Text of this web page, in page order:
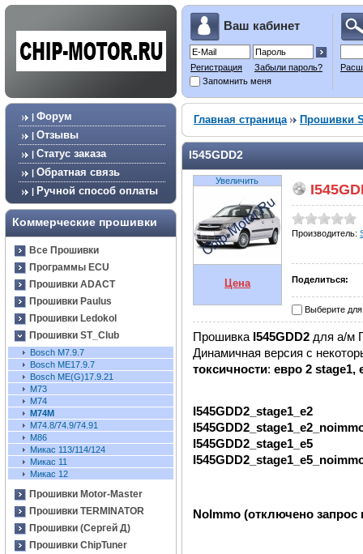
Ваш кабинет
Регистрация
Забыли пароль?
Запомнить меня
| Форум
| Отзывы
| Статус заказа
| Обратная связь
| Ручной способ оплаты
Коммерческие прошивки
Все Прошивки
Программы ECU
Прошивки ADACT
Прошивки Paulus
Прошивки Ledokol
Прошивки ST_Club
Bosch М7.9.7
Bosch ME17.9.7
Bosch ME(G)17.9.21
М73
M74
M74M
М74.8/74.9/74.91
M86
Микас 113/114/124
Микас 11
Микас 12
Прошивки Motor-Master
Прошивки TERMINATOR
Прошивки (Сергей Д)
Прошивки ChipTuner
Главная страница Прошивки
I545GDD2
Увеличить
Цена
Производитель:
Поделиться:
Выберите
Прошивка I545GDD2 для а/м
Динамичная версия с
токсичности: евро 2 stage1,
I545GDD2_stage1_e2
I545GDD2_stage1_e5
NoImmo (отключено